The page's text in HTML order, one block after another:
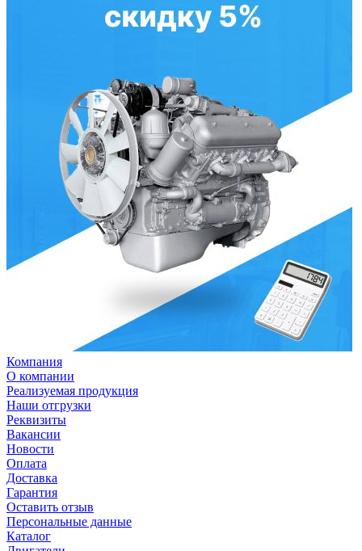
Компания
О компании
Реализуемая продукция
Наши отгрузки
Реквизиты
Вакансии
Новости
Оплата
Доставка
Гарантия
Оставить отзыв
Персональные данные
Каталог